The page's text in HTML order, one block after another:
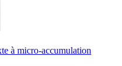
à micro-accumulation